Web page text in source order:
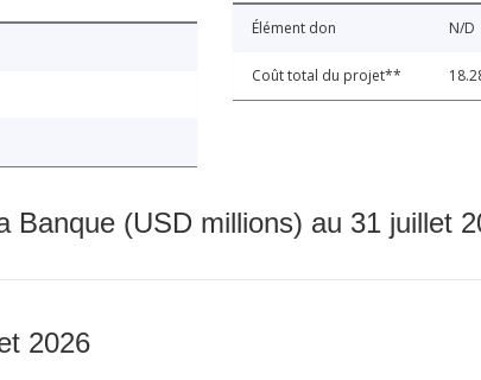
Élément don N/D
Coût total du projet**
Banque (USD millions) au 31 juillet
2026